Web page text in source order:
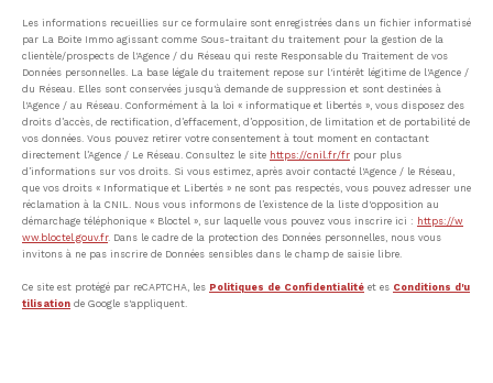
Les informations recueillies sur ce formulaire sont enregistrées dans un fichier informatisé
par La Boite Immo agissant comme Sous-traitant du traitement pour la gestion de la
clientèle/prospects de l'Agence / du Réseau qui reste Responsable du Traitement de vos
Données personnelles. La base légale du traitement repose sur l'intérêt légitime de l'Agence /
du Réseau. Elles sont conservées jusqu'à demande de suppression et sont destinées à
l'Agence / au Réseau. Conformément à la loi « informatique et libertés », vous disposez des
droits d’accès, de rectification, d’effacement, d’opposition, de limitation et de portabilité de
vos données. Vous pouvez retirer votre consentement à tout moment en contactant
directement l’Agence / Le Réseau. Consultez le site https://cnil.fr/fr pour plus
d’informations sur vos droits. Si vous estimez, après avoir contacté l'Agence / le Réseau,
que vos droits « Informatique et Libertés » ne sont pas respectés, vous pouvez adresser une
réclamation à la CNIL. Nous vous informons de l’existence de la liste d'opposition au
démarchage téléphonique « Bloctel », sur laquelle vous pouvez vous inscrire ici : https://w
ww.bloctel.gouv.fr. Dans le cadre de la protection des Données personnelles, nous vous
invitons à ne pas inscrire de Données sensibles dans le champ de saisie libre.
Ce site est protégé par reCAPTCHA, les Politiques de Confidentialité et es Conditions d'u
tilisation de Google s'appliquent.